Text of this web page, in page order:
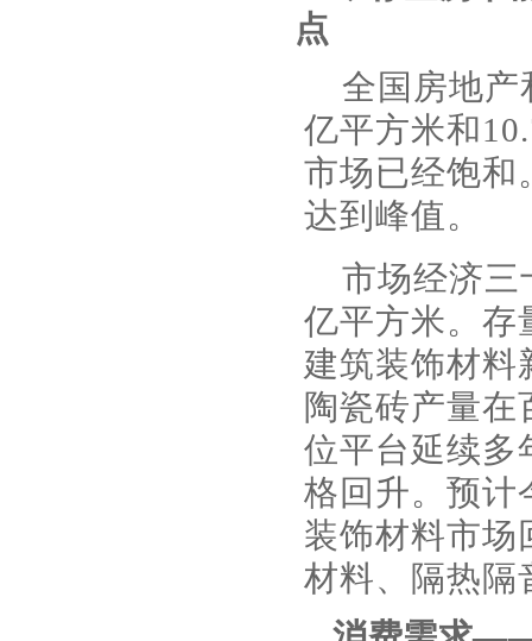
点
全国房地产
亿平方米和
市场已经饱和
达到峰值。
市场经济三
亿平方米。存
建筑装饰材料
陶瓷砖产量
位平台延续多
格回升。预计
装饰材料市场
材料、隔热隔